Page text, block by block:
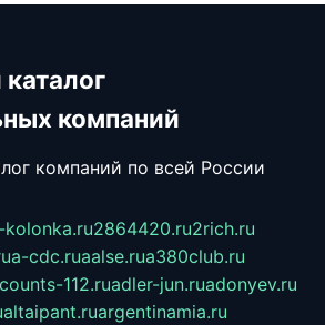
компаний
компаний по всей России
kolonka.ru2864420.ru2rich.ru
a-cdc.ruaalse.rua380club.ru
112.ruadler-jun.ruadonyev.ru
altaipant.ruargentinamia.ru